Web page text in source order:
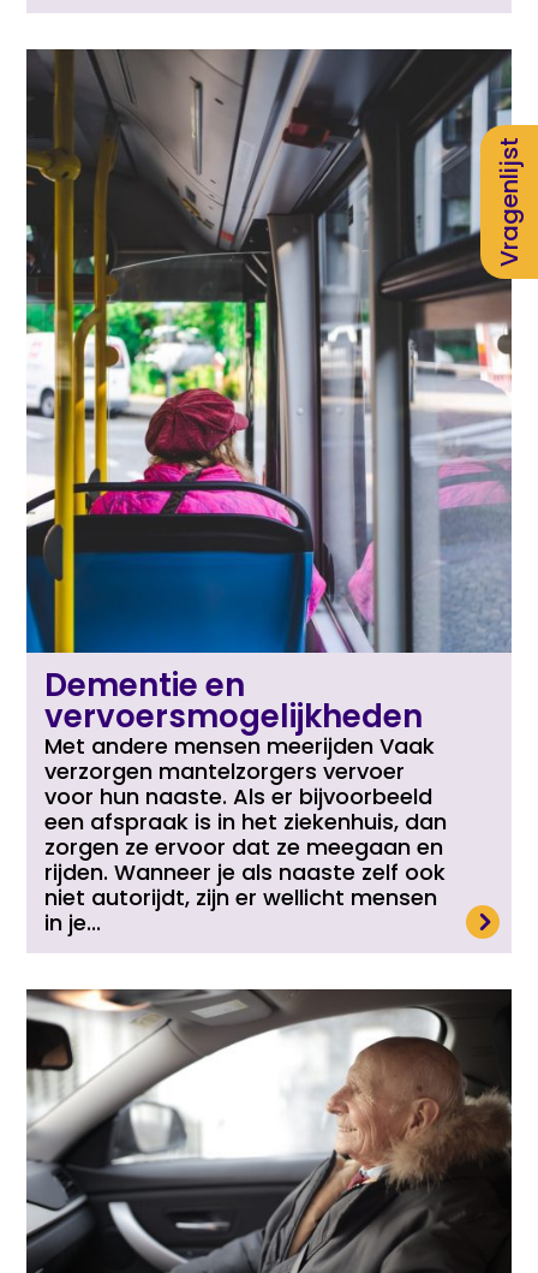
Dementie en
vervoersmogelijkheden
Met andere mensen meerijden Vaak
verzorgen mantelzorgers vervoer
voor hun naaste. Als er bijvoorbeeld
een afspraak is in het ziekenhuis, dan
zorgen ze ervoor dat ze meegaan en
rijden. Wanneer je als naaste zelf ook
niet autorijdt, zijn er wellicht mensen
in je...
Vragenlijst